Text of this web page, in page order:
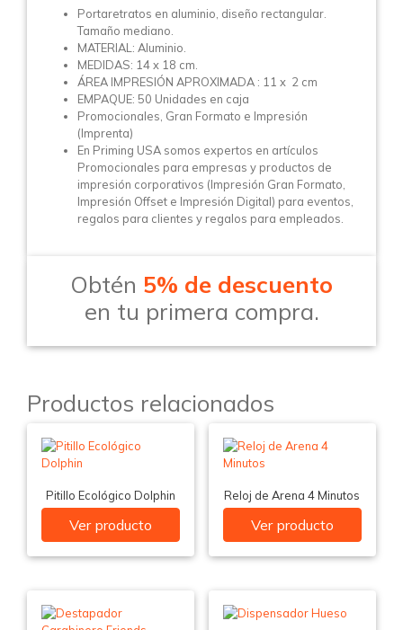
Portaretratos en aluminio, diseño rectangular.
Tamaño mediano.
MATERIAL: Aluminio.
MEDIDAS: 14 x 18 cm.
ÁREA IMPRESIÓN APROXIMADA : 11 x 2 cm
EMPAQUE: 50 Unidades en caja
Promocionales, Gran Formato e Impresión
(Imprenta)
En Priming USA somos expertos en artículos
Promocionales para empresas y productos de
impresión corporativos (Impresión Gran Formato,
Impresión Offset e Impresión Digital) para eventos,
regalos para clientes y regalos para empleados.
Obtén 5% de descuento
en tu primera compra.
Productos relacionados
Pitillo Ecológico Dolphin
Ver producto
Reloj de Arena 4 Minutos
Ver producto